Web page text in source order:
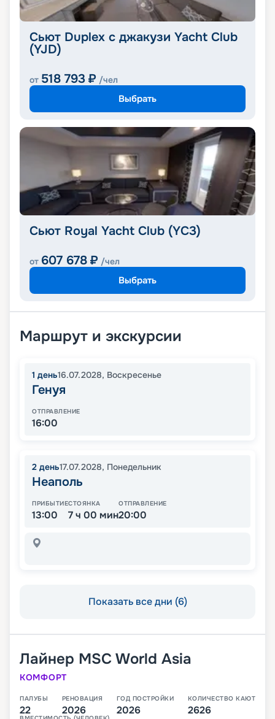
Сьют Duplex с джакузи Yacht Club
(YJD)
от 518 793 ₽ /чел
Выбрать
Сьют Royal Yacht Club (YC3)
от 607 678 ₽ /чел
Выбрать
Маршрут и экскурсии
1 день16.07.2028, Воскресенье
Генуя
ОТПРАВЛЕНИЕ
16:00
2 день17.07.2028, Понедельник
Неаполь
ПРИБЫТИЕ
13:00
СТОЯНКА
7 ч 00 мин
ОТПРАВЛЕНИЕ
20:00
Показать все дни (6)
Лайнер MSC World Asia
КОМФОРТ
ПАЛУБЫ
22
РЕНОВАЦИЯ
2026
ГОД ПОСТРОЙКИ
2026
КОЛИЧЕСТВО КАЮТ
2626